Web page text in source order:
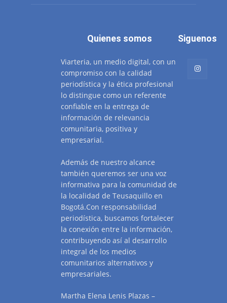
Quienes somos
Viarteria, un medio digital, con un
compromiso con la calidad
periodística y la ética profesional
lo distingue como un referente
confiable en la entrega de
información de relevancia
comunitaria, positiva y
empresarial.
Además de nuestro alcance
también queremos ser una voz
informativa para la comunidad de
la localidad de Teusaquillo en
Bogotá.Con responsabilidad
periodística, buscamos fortalecer
la conexión entre la información,
contribuyendo así al desarrollo
integral de los medios
comunitarios alternativos y
empresariales.
Martha Elena Lenis Plazas –
Siguenos